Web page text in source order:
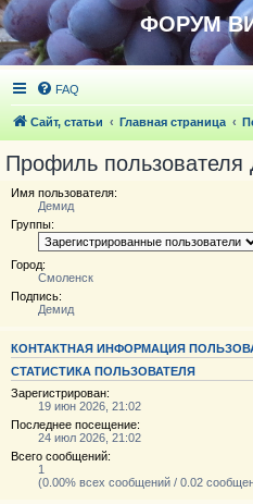
ФОРУМ
FAQ
Сайт, статьи Главная страница
Профиль
Имя пользователя:
Демид
Группы:
Город:
Смоленск
Подпись:
Демид
КОНТАКТНАЯ ИНФОРМАЦИЯ
СТАТИСТИКА ПОЛЬЗОВАТЕЛЯ
Зарегистрирован:
19 июн 2026, 21:02
Последнее посещение:
24 июл 2026, 21:02
Всего сообщений:
1
(0.00% всех сообщений / 0.02